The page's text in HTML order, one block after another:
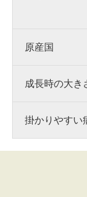
原産国
成長時の大き
掛かりやすい